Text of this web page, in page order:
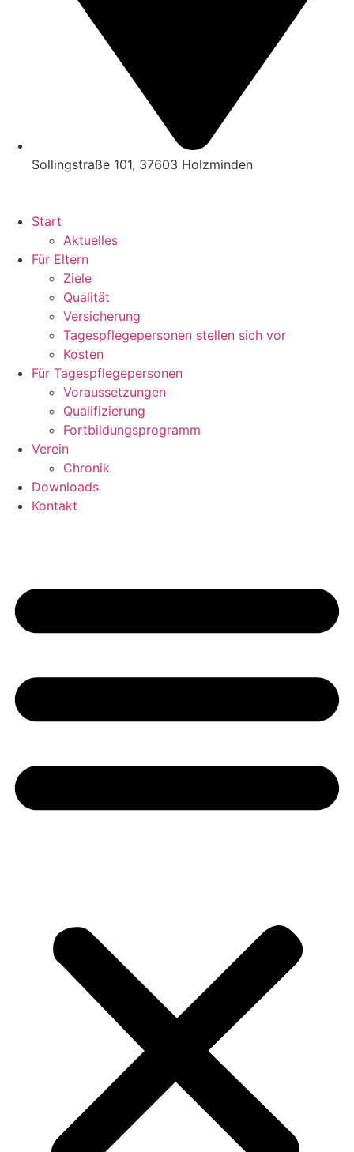
Sollingstraße 101, 37603 Holzminden
Start
Aktuelles
Für Eltern
Ziele
Qualität
Versicherung
Tagespflegepersonen stellen sich vor
Kosten
Für Tagespflegepersonen
Voraussetzungen
Qualifizierung
Fortbildungsprogramm
Verein
Chronik
Downloads
Kontakt